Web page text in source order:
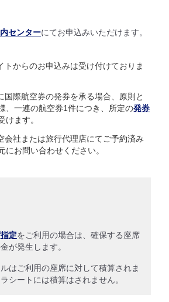
センターにてお申込みいただけます。
トからのお申込みは受け付けておりま
国際航空券の発券を承る場合、原則と
、一連の航空券1件につき、所定の発券
けます。
会社または旅行代理店にてご予約済み
にお問い合わせください。
定をご利用の場合は、確保する座席
が発生します。
はご利用の座席に対して積算されま
シートには積算はされません。